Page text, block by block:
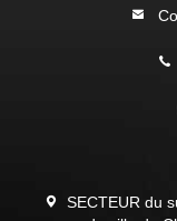
SECTEUR du